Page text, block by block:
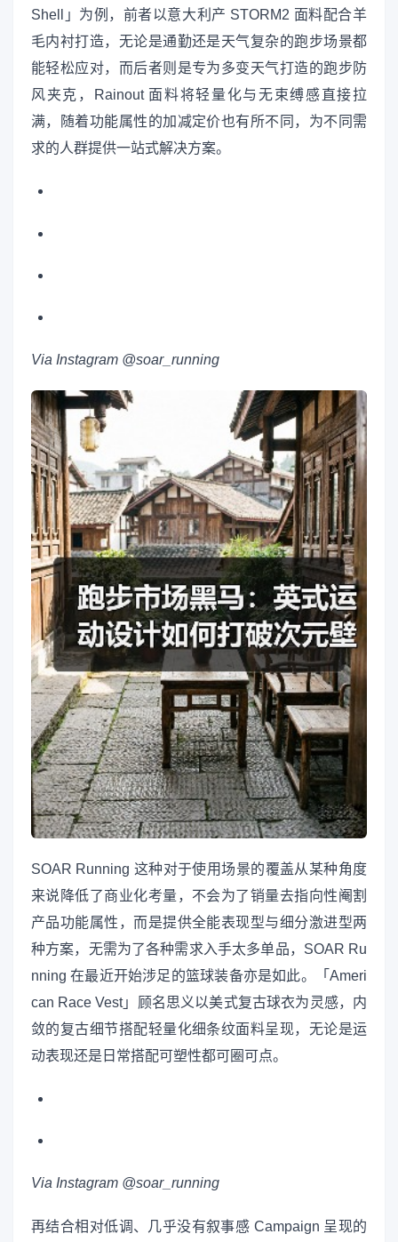
Shell」为例，前者以意大利产 STORM2 面料配合羊
毛内衬打造，无论是通勤还是天气复杂的跑步场景都
能轻松应对，而后者则是专为多变天气打造的跑步防
风夹克，Rainout 面料将轻量化与无束缚感直接拉
满，随着功能属性的加减定价也有所不同，为不同需
求的人群提供一站式解决方案。
Via Instagram @soar_running
SOAR Running 这种对于使用场景的覆盖从某种角度
来说降低了商业化考量，不会为了销量去指向性阉割
产品功能属性，而是提供全能表现型与细分激进型两
种方案，无需为了各种需求入手太多单品，SOAR Ru
nning 在最近开始涉足的篮球装备亦是如此。「Ameri
can Race Vest」顾名思义以美式复古球衣为灵感，内
敛的复古细节搭配轻量化细条纹面料呈现，无论是运
动表现还是日常搭配可塑性都可圈可点。
Via Instagram @soar_running
再结合相对低调、几乎没有叙事感 Campaign 呈现的